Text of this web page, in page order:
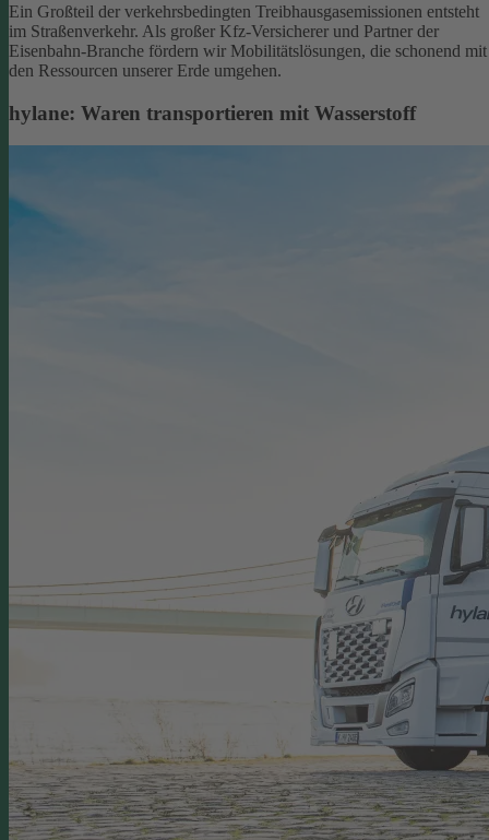
Ein Großteil der verkehrsbedingten Treibhausgasemissionen entsteht
im Straßenverkehr. Als großer Kfz-Versicherer und Partner der
Eisenbahn-Branche fördern wir Mobilitätslösungen, die schonend mit
den Ressourcen unserer Erde umgehen.
hylane: Waren transportieren mit Wasserstoff